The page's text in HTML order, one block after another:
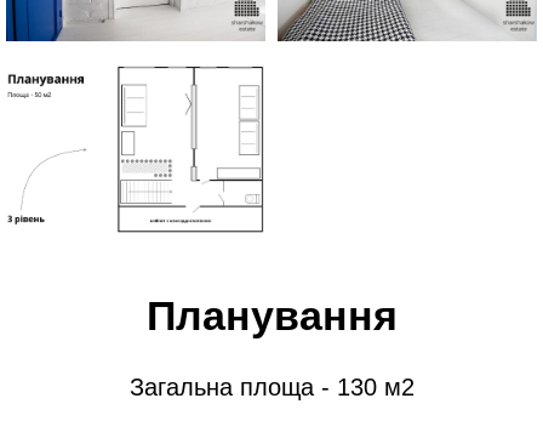
Планування
Загальна площа - 130 м2